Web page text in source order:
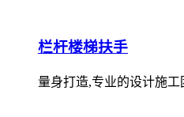
栏杆楼梯扶手
量身打造,专业的设计施工